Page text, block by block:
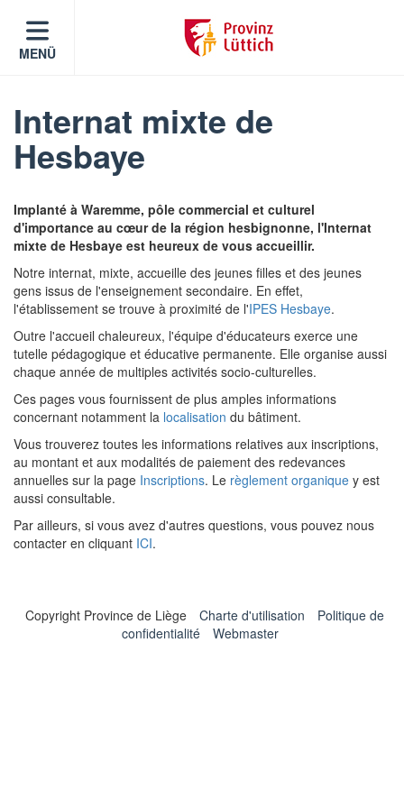
MENÜ
Internat mixte de
Hesbaye
Implanté à Waremme, pôle commercial et culturel
d'importance au cœur de la région hesbignonne, l'Internat
mixte de Hesbaye est heureux de vous accueillir.
Notre internat, mixte, accueille des jeunes filles et des jeunes
gens issus de l'enseignement secondaire. En effet,
l'établissement se trouve à proximité de l'IPES Hesbaye.
Outre l'accueil chaleureux, l'équipe d'éducateurs exerce une
tutelle pédagogique et éducative permanente. Elle organise aussi
chaque année de multiples activités socio-culturelles.
Ces pages vous fournissent de plus amples informations
concernant notamment la localisation du bâtiment.
Vous trouverez toutes les informations relatives aux inscriptions,
au montant et aux modalités de paiement des redevances
annuelles sur la page Inscriptions. Le règlement organique y est
aussi consultable.
Par ailleurs, si vous avez d'autres questions, vous pouvez nous
contacter en cliquant ICI.
Copyright Province de Liège Charte d'utilisation
Politique de
confidentialité
Webmaster